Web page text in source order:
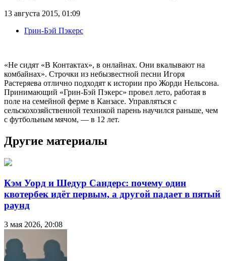
13 августа 2015, 01:09
Грин-Бэй Пэкерс
«Не сидят «В Контактах», в онлайнах. Они вкалывают на
комбайнах». Строчки из небызвестной песни Игоря
Растеряева отлично подходят к истории про Жорди Нельсона.
Принимающий «Грин-Бэй Пэкерс» провел лето, работая в
поле на семейной ферме в Канзасе. Управляться с
сельскохозяйственной техникой парень научился раньше, чем
с футбольным мячом, — в 12 лет.
Другие материалы
Кэм Уорд и Шедур Сандерс: почему один
квотербек идёт первым, а другой падает в пятый
раунд
3 мая 2026, 20:08